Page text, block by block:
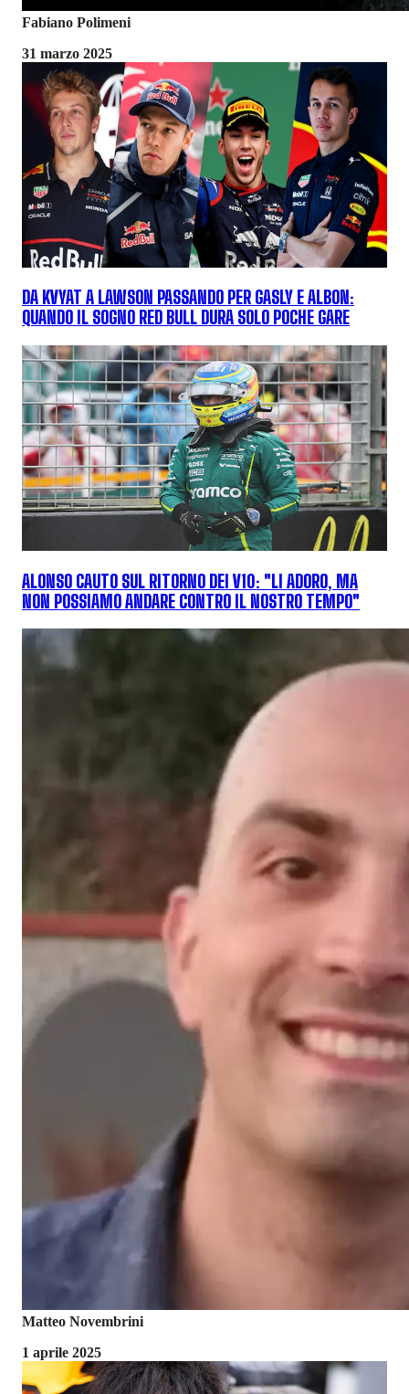
Fabiano Polimeni
31 marzo 2025
DA KVYAT A LAWSON PASSANDO PER GASLY E ALBON:
QUANDO IL SOGNO RED BULL DURA SOLO POCHE GARE
ALONSO CAUTO SUL RITORNO DEI V10: "LI ADORO, MA
NON POSSIAMO ANDARE CONTRO IL NOSTRO TEMPO"
Matteo Novembrini
1 aprile 2025